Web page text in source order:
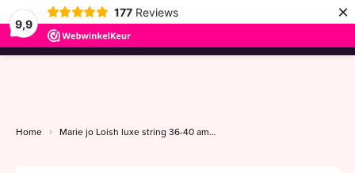
9,9
177 Reviews ×
menu
Home Marie jo Loish luxe string 36-40 amethyst